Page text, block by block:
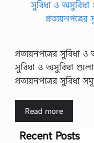
প্রত্যয়নপত্রের সুবিধা
সুবিধা ও অসুবিধা
প্রত্যয়নপত্রের সুবিধা
Read more
Recent Posts